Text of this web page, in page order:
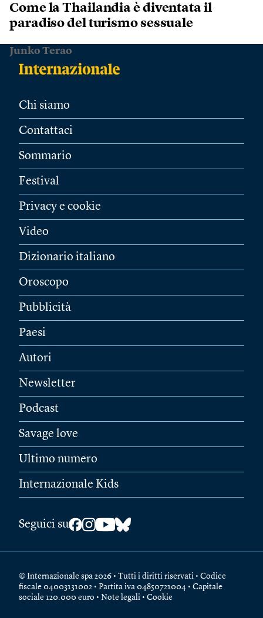
Come la Thailandia è diventata il
paradiso del turismo sessuale
Junko Terao
Chi siamo
Contattaci
Sommario
Festival
Privacy e cookie
Video
Dizionario italiano
Oroscopo
Pubblicità
Paesi
Autori
Newsletter
Podcast
Savage love
Ultimo numero
Internazionale Kids
Seguici su
© Internazionale spa 2026 • Tutti i diritti riservati • Codice
fiscale 04003131002 • Partita iva 04850721004 • Capitale
sociale 120.000 euro • Note legali • Cookie